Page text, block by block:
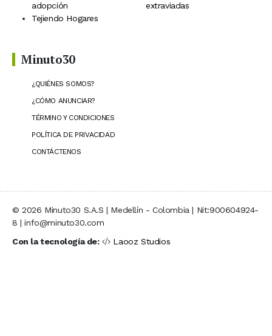
adopción
extraviadas
Tejiendo Hogares
Minuto30
¿QUIÉNES SOMOS?
¿CÓMO ANUNCIAR?
TÉRMINO Y CONDICIONES
POLÍTICA DE PRIVACIDAD
CONTÁCTENOS
© 2026 Minuto30 S.A.S | Medellín - Colombia | Nit:900604924-
8 | info@minuto30.com
Con la tecnología de:
Laooz Studios